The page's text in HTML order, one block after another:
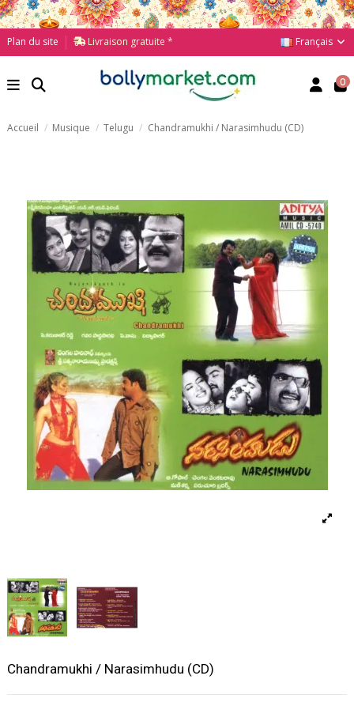
Plan du site Livraison gratuite * Français
0
Accueil Musique Telugu Chandramukhi / Narasimhudu (CD)
Chandramukhi / Narasimhudu (CD)